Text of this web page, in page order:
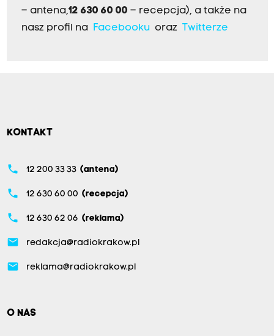
– antena,12 630 60 00 – recepcja), a także na
nasz profil na Facebookuoraz Twitterze
KONTAKT
phone 12 200 33 33 (antena)
phone 12 630 60 00 (recepcja)
phone 12 630 62 06 (reklama)
email redakcja@radiokrakow.pl
email reklama@radiokrakow.pl
O NAS